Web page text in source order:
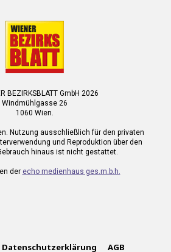
BEZIRKSBLATT GmbH 2026
Windmühlgasse 26
1060 Wien.
Nutzung ausschließlich für den privaten
und Reproduktion über den
hinaus ist nicht gestattet.
der echo medienhaus ges.m.b.h.
Datenschutzerklärung AGB